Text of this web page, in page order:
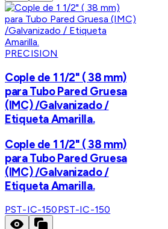
PRECISION
Cople de 1 1/2" ( 38 mm)
para Tubo Pared Gruesa
(IMC) /Galvanizado /
Etiqueta Amarilla.
Cople de 1 1/2" ( 38 mm)
para Tubo Pared Gruesa
(IMC) /Galvanizado /
Etiqueta Amarilla.
PST-IC-150PST-IC-150